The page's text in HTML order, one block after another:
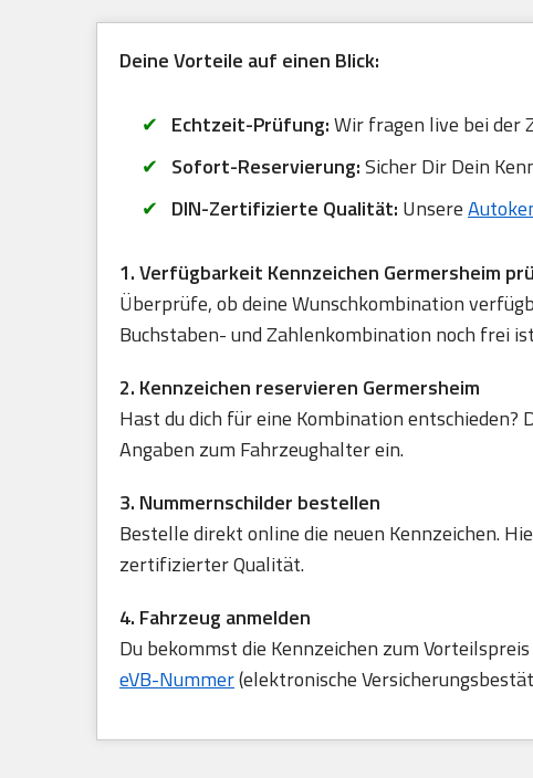
Deine Vorteile auf einen Blick:
Echtzeit-Prüfung:Wir fragen live bei der
Sofort-Reservierung:Sicher Dir Dein
DIN-Zertifizierte Qualität: Unsere
1. Verfügbarkeit Kennzeichen Germersheim
Überprüfe, ob deine Wunschkombination
Buchstaben- und Zahlenkombination noch frei
2. Kennzeichen reservieren Germersheim
Hast du dich für eine Kombination
Angaben zum Fahrzeughalter ein.
3. Nummernschilder bestellen
Bestelle direkt online die neuen Kennzeichen.
zertifizierter Qualität.
4. Fahrzeug anmelden
Du bekommst die Kennzeichen zum
eVB-Nummer(elektronische